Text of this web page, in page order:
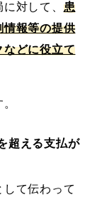
対して、 患
情報等の提供
などに役立て
超える支払が
て伝わって